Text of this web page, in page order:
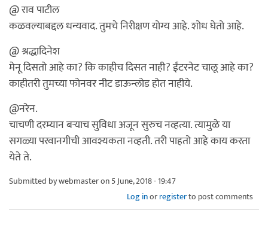
@ राव पाटील
कळवल्याबद्दल धन्यवाद. तुमचे निरीक्षण योग्य आहे. शोध घेतो आहे.
@ श्रद्धादिनेश
मेनू दिसतो आहे का? कि काहीच दिसत नाही? ईंटरनेट चालू आहे का?
काहीतरी तुमच्या फोनवर नीट डाऊन्लोड होत नाहीये.
@नरेन.
चाचणी दरम्यान बर्‍याच सुविधा अजून सुरुच नव्हत्या. त्यामुळे या
सगळ्या परवानगीची आवश्यकता नव्हती. तरी पाहतो आहे काय करता
येते ते.
Submitted bywebmasteron 5 June, 2018 - 19:47
Log inorregisterto post comments